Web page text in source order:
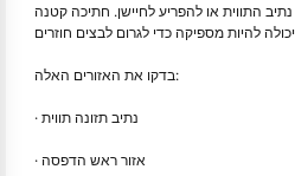
התווית או להפריע לחיישן. חתיכה קטנה
בדקו את האזורים האלה:
· נתיב תזונה תווית
· אזור ראש הדפסה